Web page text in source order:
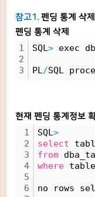
참고1. 펜딩 통계 삭제
펜딩 통계 삭제
1
2
3
SQL> exec
PL/SQL
현재 펜딩 통계정보
1
2
3
4
5
6
SQL>
select
from
where
no rows